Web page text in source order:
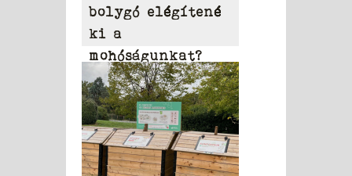
bolygó elégítené
ki a
mohóságunkat?